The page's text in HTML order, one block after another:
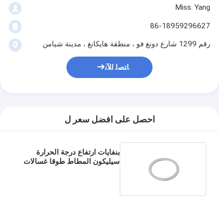
Miss. Yang
86-18959296627
رقم 1299 شارع دونغ فو ، منطقة هايكانغ ، مدينة شيامن
ﺎﺘﺼﻟ ﺍﻶﻧ
احصل على افضل سعر ل
بنفايات ارتفاع درجة الحرارة
سيليكون المطاط طوقا غسالات